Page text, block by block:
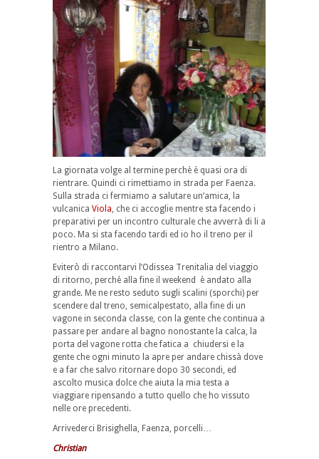
La giornata volge al termine perchè è quasi ora di
rientrare. Quindi ci rimettiamo in strada per Faenza.
Sulla strada ci fermiamo a salutare un’amica, la
vulcanica Viola , che ci accoglie mentre sta facendo i
preparativi per un incontro culturale che avverrà di li a
poco. Ma si sta facendo tardi ed io ho il treno per il
rientro a Milano.
Eviterò di raccontarvi l’Odissea Trenitalia del viaggio
di ritorno, perchè alla fine il weekend è andato alla
grande. Me ne resto seduto sugli scalini (sporchi) per
scendere dal treno, semicalpestato, alla fine di un
vagone in seconda classe, con la gente che continua a
passare per andare al bagno nonostante la calca, la
porta del vagone rotta che fatica a chiudersi e la
gente che ogni minuto la apre per andare chissà dove
e a far che salvo ritornare dopo 30 secondi, ed
ascolto musica dolce che aiuta la mia testa a
viaggiare ripensando a tutto quello che ho vissuto
nelle ore precedenti.
Arrivederci Brisighella, Faenza, porcelli…
Christian